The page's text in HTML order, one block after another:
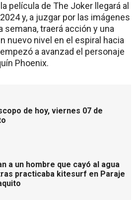
película de The Joker llegará al
y, a juzgar por las imágenes
semana, traerá acción y una
nuevo nivel en el espiral hacia
a avanzad el personaje
Phoenix.
de hoy, viernes 07 de
a un hombre que cayó al agua
practicaba kitesurf en Paraje